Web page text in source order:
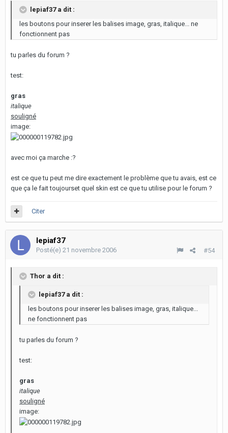
lepiaf37 a dit :
les boutons pour inserer les balises image, gras, italique... ne
fonctionnent pas
tu parles du forum ?
test:
gras
italique
souligné
image:
avec moi ça marche :?
est ce que tu peut me dire exactement le problème que tu avais, est ce
que ça le fait toujourset quel skin est ce que tu utilise pour le forum ?
Citer
lepiaf37
#54
Posté(e) 21 novembre 2006
Thor a dit :
lepiaf37 a dit :
les boutons pour inserer les balises image, gras, italique...
ne fonctionnent pas
tu parles du forum ?
test:
gras
italique
souligné
image: